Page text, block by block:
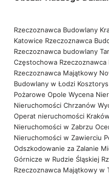
Rzeczoznawca Budowlany
Katowice Rzeczoznawca
Rzeczoznawca budowlany
Częstochowa
Rzeczoznawca Majątkowy
Budowlany w Łodzi
Pożarowe Opole Wycena
Nieruchomości Chrzanów
Operat nieruchomości Kraków
Nieruchomości w Zabrzu
Nieruchomości w Zawierciu
Odszkodowanie za Zalanie
Górnicze w Rudzie Śląskiej
Rzeczoznawca Majątkowy w